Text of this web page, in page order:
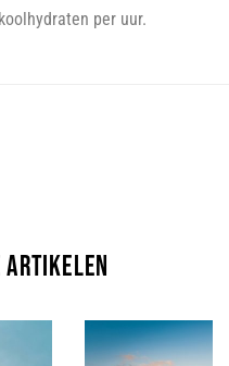
per uur.
artikelen